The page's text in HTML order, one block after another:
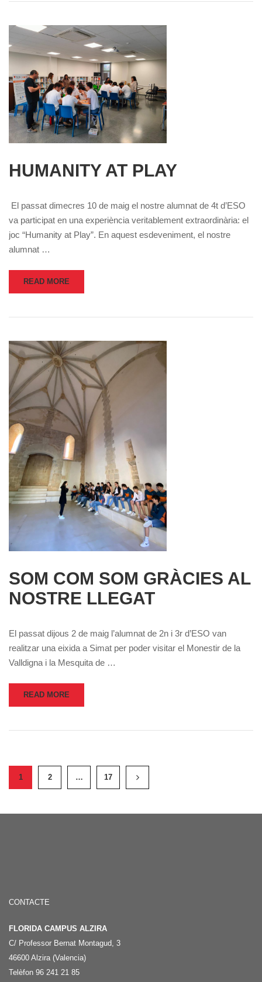
HUMANITY AT PLAY
El passat dimecres 10 de maig el nostre alumnat de 4t d’ESO
va participat en una experiència veritablement extraordinària: el
joc “Humanity at Play”. En aquest esdeveniment, el nostre
alumnat …
READ MORE
SOM COM SOM GRÀCIES AL
NOSTRE LLEGAT
El passat dijous 2 de maig l’alumnat de 2n i 3r d’ESO van
realitzar una eixida a Simat per poder visitar el Monestir de la
Valldigna i la Mesquita de …
READ MORE
1 2 … 17
CONTACTE
FLORIDA CAMPUS ALZIRA
C/ Professor Bernat Montagud, 3
46600 Alzira (Valencia)
Telèfon 96 241 21 85